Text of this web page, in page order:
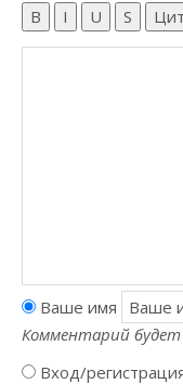
B I U S
Ваше имя
Комментарий будет
Вход/